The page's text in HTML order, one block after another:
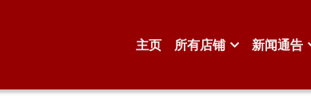
主页 所有店铺 新闻通告